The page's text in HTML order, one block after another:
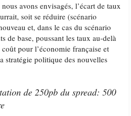
avons envisagés, l’écart de taux
soit se réduire (scénario
et, dans le cas du scénario
de base, poussant les taux au-delà
pour l’économie française et
stratégie politique des nouvelles
de 250pb du spread: 500